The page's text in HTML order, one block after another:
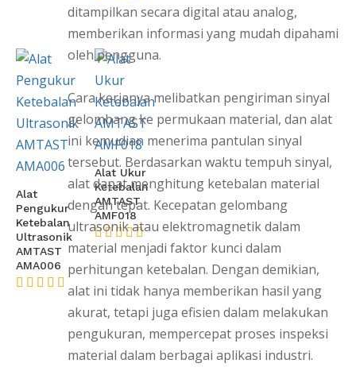
★★★★★
Alat
Pengukur
Ketebalan
Ultrasonik
AMTAST
AMA006
Alat Ukur
Ketebalan
AMTAST
AMF018
★★★★★
ditampilkan secara digital atau analog,
memberikan informasi yang mudah dipahami
oleh pengguna.
Cara kerjanya melibatkan pengiriman sinyal
gelombang ke permukaan material, dan alat
ini kemudian menerima pantulan sinyal
tersebut. Berdasarkan waktu tempuh sinyal,
alat dapat menghitung ketebalan material
dengan tepat. Kecepatan gelombang
ultrasonik atau elektromagnetik dalam
material menjadi faktor kunci dalam
perhitungan ketebalan. Dengan demikian,
alat ini tidak hanya memberikan hasil yang
akurat, tetapi juga efisien dalam melakukan
pengukuran, mempercepat proses inspeksi
material dalam berbagai aplikasi industri.